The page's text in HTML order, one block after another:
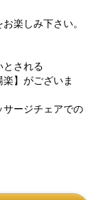
楽しみ下さい。
される
】がございま
ージチェアでの